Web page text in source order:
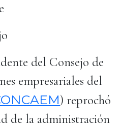
del Consejo de
empresariales del
) reprochó
de la administración